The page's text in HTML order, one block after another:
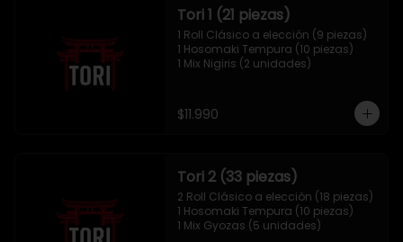
Tori 1 (21 piezas)
1 Roll Clásico a elección (9 piezas)
1 Hosomaki Tempura (10 piezas)
1 Mix Nigiris (2 unidades)
$11.990
Tori 2 (33 piezas)
2 Roll Clásico a elección (18 piezas)
1 Hosomaki Tempura (10 piezas)
1 Mix Gyozas (5 unidades)